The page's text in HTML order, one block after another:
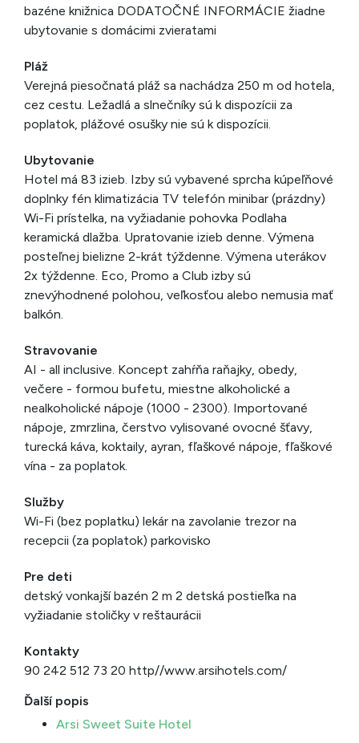
bazéne knižnica DODATOČNÉ INFORMÁCIE žiadne
ubytovanie s domácimi zvieratami
Pláž
Verejná piesočnatá pláž sa nachádza 250 m od hotela,
cez cestu. Ležadlá a slnečníky sú k dispozícii za
poplatok, plážové osušky nie sú k dispozícii.
Ubytovanie
Hotel má 83 izieb. Izby sú vybavené sprcha kúpeľňové
doplnky fén klimatizácia TV telefón minibar (prázdny)
Wi-Fi prístelka, na vyžiadanie pohovka Podlaha
keramická dlažba. Upratovanie izieb denne. Výmena
posteľnej bielizne 2-krát týždenne. Výmena uterákov
2x týždenne. Eco, Promo a Club izby sú
znevýhodnené polohou, veľkosťou alebo nemusia mať
balkón.
Stravovanie
AI - all inclusive. Koncept zahŕňa raňajky, obedy,
večere - formou bufetu, miestne alkoholické a
nealkoholické nápoje (1000 - 2300). Importované
nápoje, zmrzlina, čerstvo vylisované ovocné šťavy,
turecká káva, koktaily, ayran, fľaškové nápoje, fľaškové
vína - za poplatok.
Služby
Wi-Fi (bez poplatku) lekár na zavolanie trezor na
recepcii (za poplatok) parkovisko
Pre deti
detský vonkajší bazén 2 m 2 detská postieľka na
vyžiadanie stoličky v reštaurácii
Kontakty
90 242 512 73 20 http//www.arsihotels.com/
Ďalší popis
Arsi Sweet Suite Hotel